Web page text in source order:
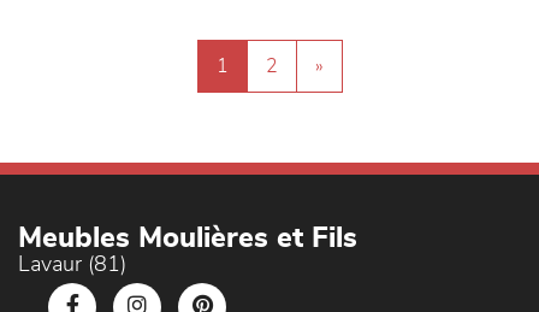
1 2 »
Meubles Moulières et Fils
Lavaur (81)